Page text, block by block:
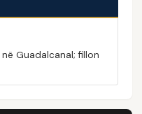
Guadalcanal; fillon